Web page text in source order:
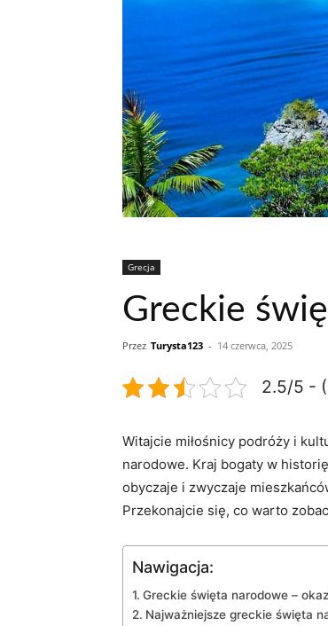
Grecja
Greckie
Przez Turysta123 - 14 czerwca, 2025
2.5/5 -
Witajcie miłośnicy podróży i
narodowe. Kraj bogaty w
obyczaje i zwyczaje
Przekonajcie się, co warto
Nawigacja:
Greckie święta narodowe‍ –‍
Najważniejsze greckie święta